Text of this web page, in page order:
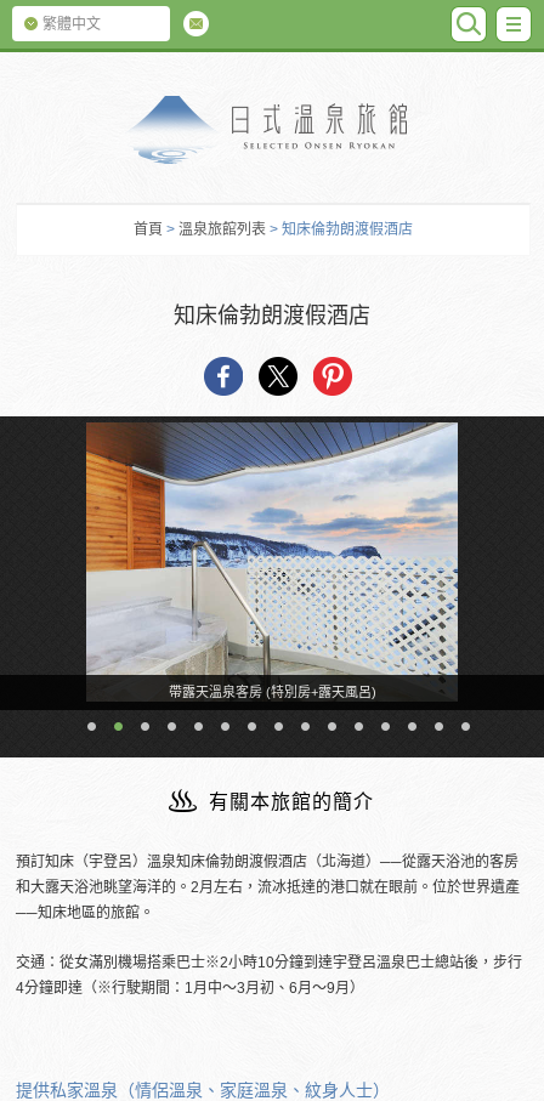
繁體中文
首頁 > 溫泉旅館列表 > 知床倫勃朗渡假酒店
知床倫勃朗渡假酒店
帶露天溫泉客房 (特別房+露天風呂)
有關本旅館的簡介
預訂知床（宇登呂）溫泉知床倫勃朗渡假酒店（北海道）──從露天浴池的客房
和大露天浴池眺望海洋的。2月左右，流冰抵達的港口就在眼前。位於世界遺產
──知床地區的旅館。
交通：從女滿別機場搭乘巴士※2小時10分鐘到達宇登呂溫泉巴士總站後，步行
4分鐘即達（※行駛期間：1月中～3月初、6月～9月）
提供私家溫泉（情侶溫泉、家庭溫泉、紋身人士）